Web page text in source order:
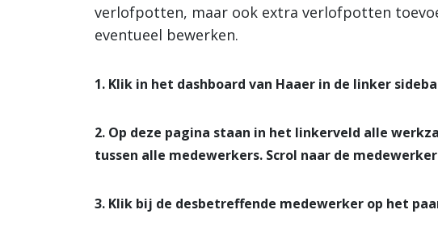
verlofpotten, maar ook extra verlofpotten
eventueel bewerken.
1. Klik in het dashboard van Haaer in de linker
2. Op deze pagina staan in het linkerveld alle
tussen alle medewerkers. Scrol naar de
3. Klik bij de desbetreffende medewerker op het